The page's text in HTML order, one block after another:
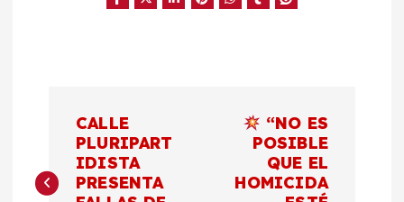
CALLE
PLURIPART
IDISTA
PRESENTA
“NO ES
POSIBLE
QUE EL
HOMICIDA